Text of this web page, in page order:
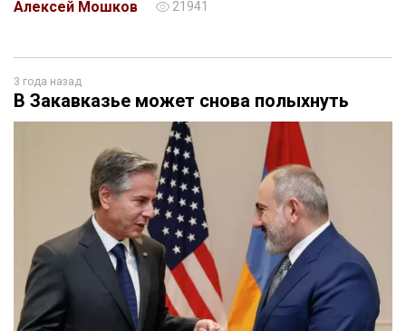
Алексей Мошков 21941
3 года назад
В Закавказье может снова полыхнуть